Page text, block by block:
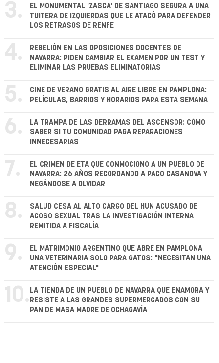
3.
EL MONUMENTAL 'ZASCA' DE SANTIAGO SEGURA A UNA
TUITERA DE IZQUIERDAS QUE LE ATACÓ PARA DEFENDER
LOS RETRASOS DE RENFE
4.
REBELIÓN EN LAS OPOSICIONES DOCENTES DE
NAVARRA: PIDEN CAMBIAR EL EXAMEN POR UN TEST Y
ELIMINAR LAS PRUEBAS ELIMINATORIAS
5.
CINE DE VERANO GRATIS AL AIRE LIBRE EN PAMPLONA:
PELÍCULAS, BARRIOS Y HORARIOS PARA ESTA SEMANA
6.
LA TRAMPA DE LAS DERRAMAS DEL ASCENSOR: CÓMO
SABER SI TU COMUNIDAD PAGA REPARACIONES
INNECESARIAS
7.
EL CRIMEN DE ETA QUE CONMOCIONÓ A UN PUEBLO DE
NAVARRA: 26 AÑOS RECORDANDO A PACO CASANOVA Y
NEGÁNDOSE A OLVIDAR
8.
SALUD CESA AL ALTO CARGO DEL HUN ACUSADO DE
ACOSO SEXUAL TRAS LA INVESTIGACIÓN INTERNA
REMITIDA A FISCALÍA
9.
EL MATRIMONIO ARGENTINO QUE ABRE EN PAMPLONA
UNA VETERINARIA SOLO PARA GATOS: "NECESITAN UNA
ATENCIÓN ESPECIAL"
10. LA TIENDA DE UN PUEBLO DE NAVARRA QUE ENAMORA Y
RESISTE A LAS GRANDES SUPERMERCADOS CON SU
PAN DE MASA MADRE DE OCHAGAVÍA